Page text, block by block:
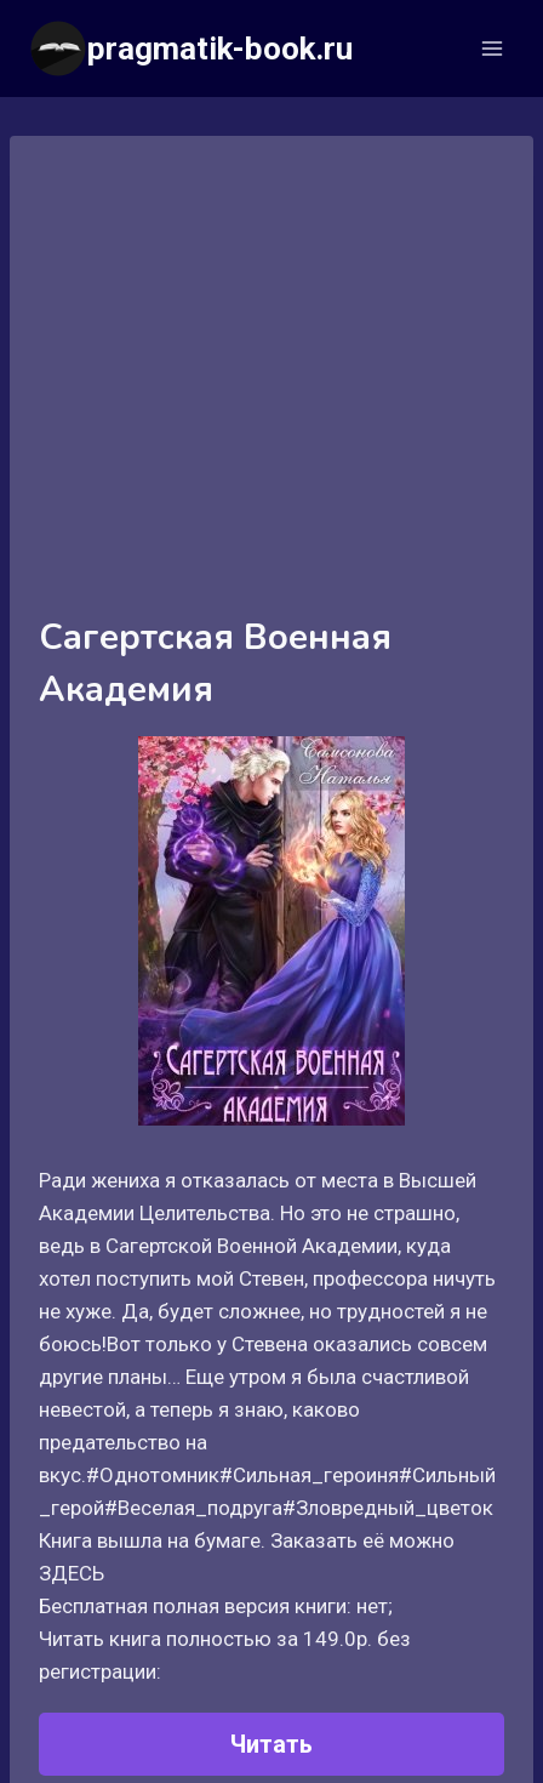
Перейти
содержимому
pragmatik-book.ru
Сагертская Военная
Академия
Ради жениха я отказалась от места в Высшей
Академии Целительства. Но это не страшно,
ведь в Сагертской Военной Академии, куда
хотел поступить мой Стевен, профессора ничуть
не хуже. Да, будет сложнее, но трудностей я не
боюсь!Вот только у Стевена оказались совсем
другие планы… Еще утром я была счастливой
невестой, а теперь я знаю, каково
предательство на
вкус.#Однотомник#Сильная_героиня#Сильный
_герой#Веселая_подруга#Зловредный_цветок
Книга вышла на бумаге. Заказать её можно
ЗДЕСЬ
Бесплатная полная версия книги: нет;
Читать книга полностью за 149.0р. без
регистрации:
Читать